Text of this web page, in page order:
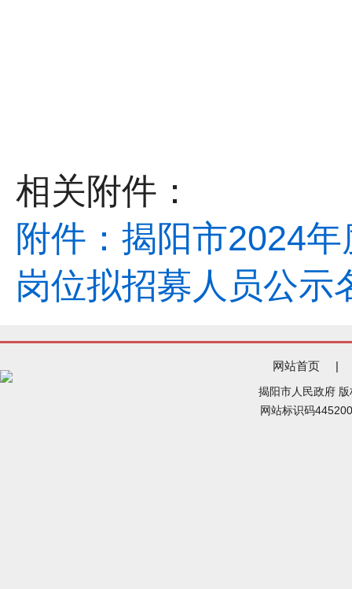
相关附件：
附件：揭阳市2024
岗位拟招募人员公示
网站首页 |
揭阳市人民政府
网站标识码